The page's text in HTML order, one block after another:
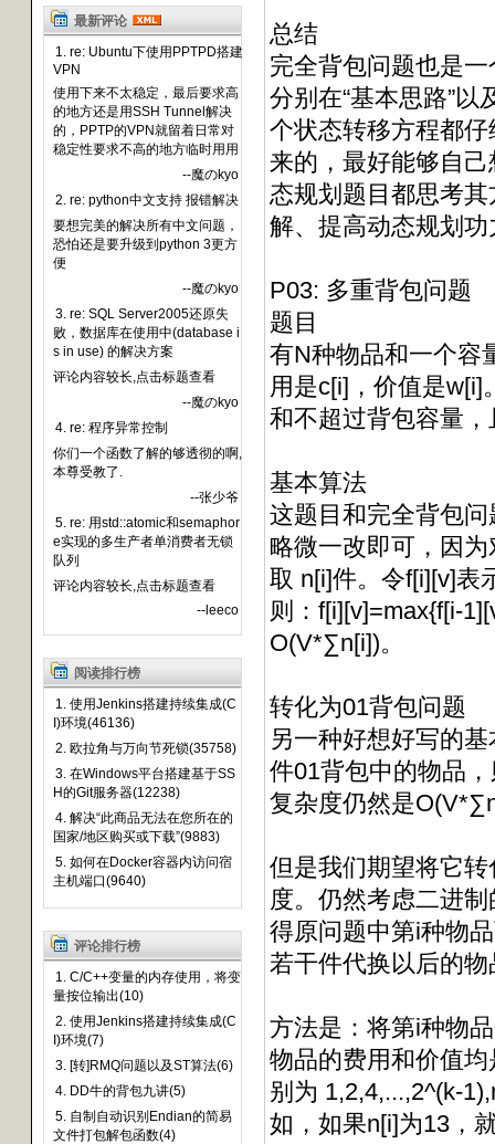
最新评论
1. re: Ubuntu下使用PPTPD搭建
VPN
使用下来不太稳定，最后要求高
的地方还是用SSH Tunnel解决
的，PPTP的VPN就留着日常对
稳定性要求不高的地方临时用用
--魔のkyo
2. re: python中文支持 报错解决
要想完美的解决所有中文问题，
恐怕还是要升级到python 3更方
便
--魔のkyo
3. re: SQL Server2005还原失
败，数据库在使用中(database i
s in use) 的解决方案
评论内容较长,点击标题查看
--魔のkyo
4. re: 程序异常控制
你们一个函数了解的够透彻的啊,
本尊受教了.
--张少爷
5. re: 用std::atomic和semaphor
e实现的多生产者单消费者无锁
队列
评论内容较长,点击标题查看
--leeco
阅读排行榜
1. 使用Jenkins搭建持续集成(C
I)环境(46136)
2. 欧拉角与万向节死锁(35758)
3. 在Windows平台搭建基于SS
H的Git服务器(12238)
4. 解决“此商品无法在您所在的
国家/地区购买或下载”(9883)
5. 如何在Docker容器内访问宿
主机端口(9640)
评论排行榜
1. C/C++变量的内存使用，将变
量按位输出(10)
2. 使用Jenkins搭建持续集成(C
I)环境(7)
3. [转]RMQ问题以及ST算法(6)
4. DD牛的背包九讲(5)
5. 自制自动识别Endian的简易
文件打包解包函数(4)
总结
完全背包问题也是
分别在“基本思路”以
个状态转移方程都
来的，最好能够自
态规划题目都思考
解、提高动态规划
P03: 多重背包问题
题目
有N种物品和一个容
用是c[i]，价值是w[i]
和不超过背包容量
基本算法
这题目和完全背包
略微一改即可，因
取 n[i]件。令f[i][v]表
则：f[i][v]=max{f[i-
O(V*∑n[i])。
转化为01背包问题
另一种好想好写的
件01背包中的物品
复杂度仍然是
但是我们期望将它
度。仍然考虑二进
得原问题中第i种物
若干件代换以后的
方法是：将第i种物
物品的费用和价值
别为 1,2,4,...,2^(k-
如，如果n[i]为13，